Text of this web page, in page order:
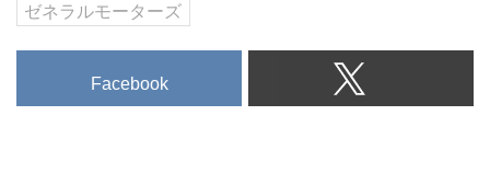
ゼネラルモーターズ
Facebook